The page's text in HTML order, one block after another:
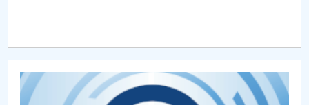
Simboluri care să reziste ȋn vremuri de pandemie
Simone de Beauvoir